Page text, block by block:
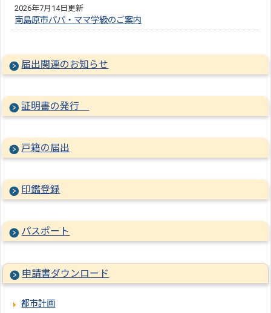
2026年7月14日更新
南島原市パパ・ママ学級のご案内
届出関連のお知らせ
証明書の発行
戸籍の届出
印鑑登録
パスポート
申請書ダウンロード
都市計画